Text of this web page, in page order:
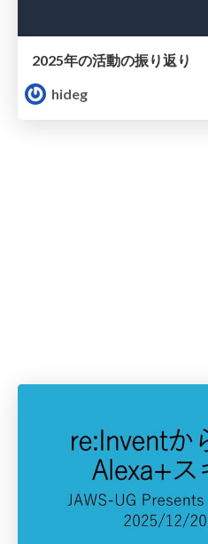
2025年の活動の振り返り
hideg